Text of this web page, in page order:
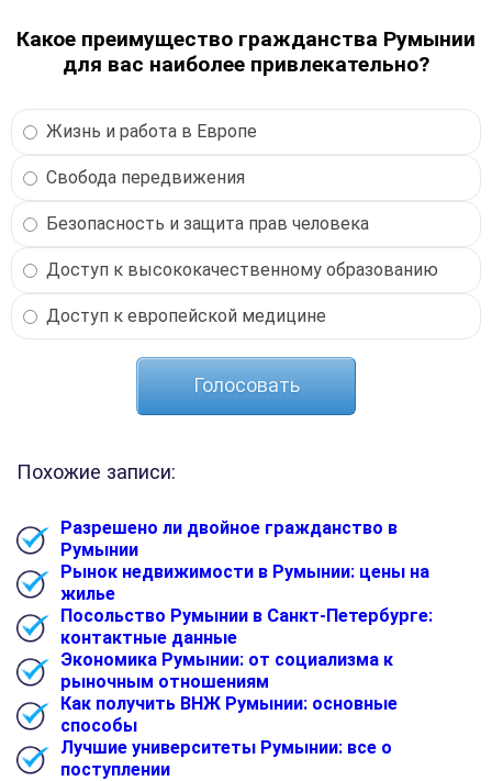
Какое преимущество гражданства Румынии
для вас наиболее привлекательно?
Жизнь и работа в Европе
Свобода передвижения
Безопасность и защита прав человека
Доступ к высококачественному образованию
Доступ к европейской медицине
Похожие записи:
Разрешено ли двойное гражданство в
Румынии
Рынок недвижимости в Румынии: цены на
жилье
Посольство Румынии в Санкт-Петербурге:
контактные данные
Экономика Румынии: от социализма к
рыночным отношениям
Как получить ВНЖ Румынии: основные
способы
Лучшие университеты Румынии: все о
поступлении